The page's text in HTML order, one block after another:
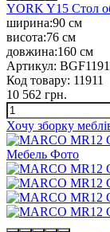
YORK Y15 Стол
ширина:90 см
висота:76 см
довжина:160 см
Артикул:
Код товару: 11911
10 562 грн.
Хочу зборку